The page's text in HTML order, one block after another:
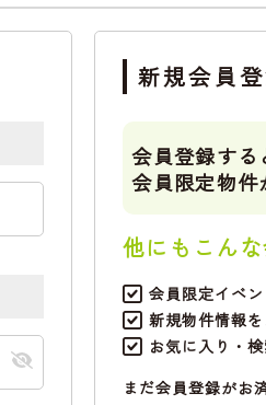
新規会員
会員登録する
会員限定物件
他にもこん
会員限定イベ
新規物件情報
お気に入り・
まだ会員登録がお